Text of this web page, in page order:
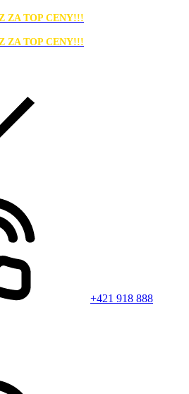
ZA TOP CENY!!!
ZA TOP CENY!!!
+421 918 888